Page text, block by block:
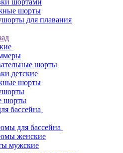
шортами
шорты
для плавания
шорты
детские
шорты
шорты
бассейна
для бассейна
женские
мужские